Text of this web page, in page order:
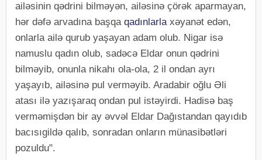
ailəsinin qədrini bilməyən, ailəsinə çörək aparmayan,
hər dəfə arvadına başqa qadınlarlaxəyanət edən,
onlarla ailə qurub yaşayan adam olub. Nigar isə
namuslu qadın olub, sadəcə Eldar onun qədrini
bilməyib, onunla nikahı ola-ola, 2 il ondan ayrı
yaşayıb, ailəsinə pul verməyib. Aradabir oğlu Əli
atası ilə yazışaraq ondan pul istəyirdi. Hadisə baş
verməmişdən bir ay əvvəl Eldar Dağıstandan qayıdıb
bacısıgildə qalıb, sonradan onların münasibətləri
pozuldu".